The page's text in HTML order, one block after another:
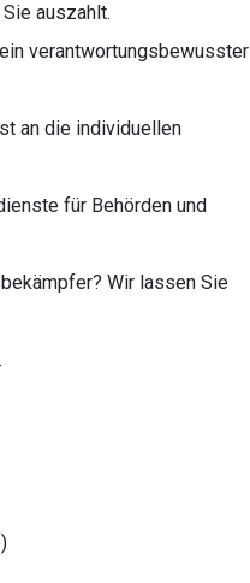
auszahlt.
verantwortungsbewusster
an die individuellen
für Behörden und
Wir lassen Sie